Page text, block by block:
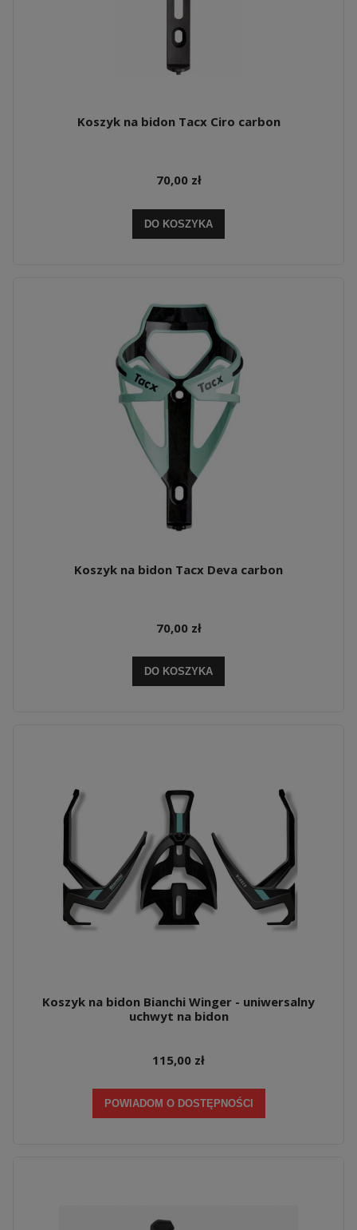
Koszyk na bidon Tacx Ciro carbon
70,00 zł
DO KOSZYKA
Koszyk na bidon Tacx Deva carbon
70,00 zł
DO KOSZYKA
Koszyk na bidon Bianchi Winger - uniwersalny
uchwyt na bidon
115,00 zł
POWIADOM O DOSTĘPNOŚCI